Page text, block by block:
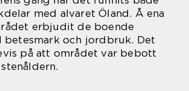
med alvaret Öland. Å ena
erbjudit de boende
och jordbruk. Det
på att området var bebott